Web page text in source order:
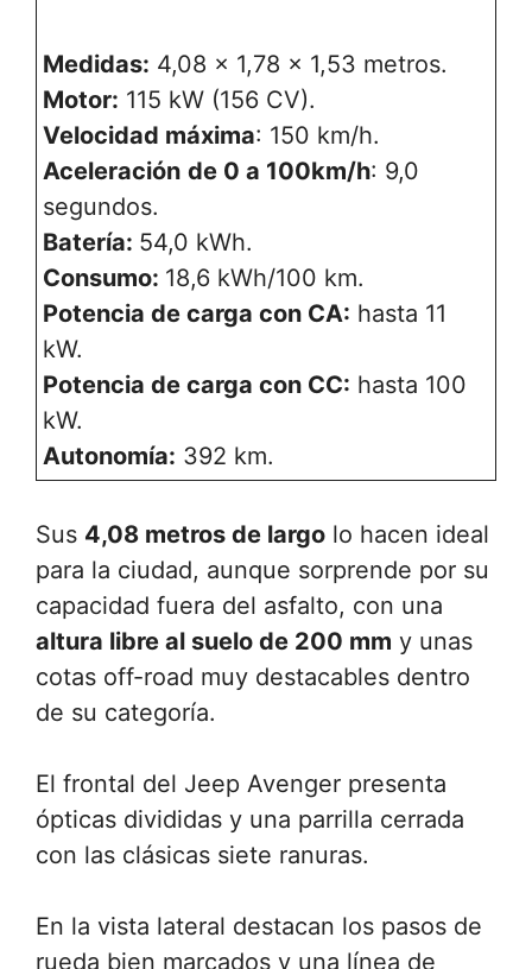
Medidas: 4,08 x 1,78 x 1,53 metros.
Motor: 115 kW (156 CV).
Velocidad máxima: 150 km/h.
Aceleración de 0 a 100km/h: 9,0
segundos.
Batería: 54,0 kWh.
Consumo: 18,6 kWh/100 km.
Potencia de carga con CA: hasta 11
kW.
Potencia de carga con CC: hasta 100
kW.
Autonomía: 392 km.
Sus 4,08 metros de largo lo hacen ideal
para la ciudad, aunque sorprende por su
capacidad fuera del asfalto, con una
altura libre al suelo de 200 mm y unas
cotas off-road muy destacables dentro
de su categoría.
El frontal del Jeep Avenger presenta
ópticas divididas y una parrilla cerrada
con las clásicas siete ranuras.
En la vista lateral destacan los pasos de
rueda bien marcados y una línea de